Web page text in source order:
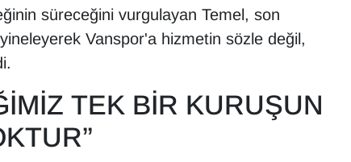
süreceğini vurgulayan Temel, son
Vanspor'a hizmetin sözle değil,
TEK BİR KURUŞUN